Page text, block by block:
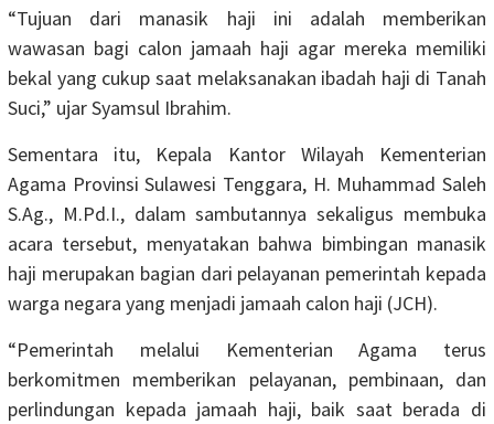
“Tujuan dari manasik haji ini adalah memberikan
wawasan bagi calon jamaah haji agar mereka memiliki
bekal yang cukup saat melaksanakan ibadah haji di Tanah
Suci,” ujar Syamsul Ibrahim.
Sementara itu, Kepala Kantor Wilayah Kementerian
Agama Provinsi Sulawesi Tenggara, H. Muhammad Saleh
S.Ag., M.Pd.I., dalam sambutannya sekaligus membuka
acara tersebut, menyatakan bahwa bimbingan manasik
haji merupakan bagian dari pelayanan pemerintah kepada
warga negara yang menjadi jamaah calon haji (JCH).
“Pemerintah melalui Kementerian Agama terus
berkomitmen memberikan pelayanan, pembinaan, dan
perlindungan kepada jamaah haji, baik saat berada di